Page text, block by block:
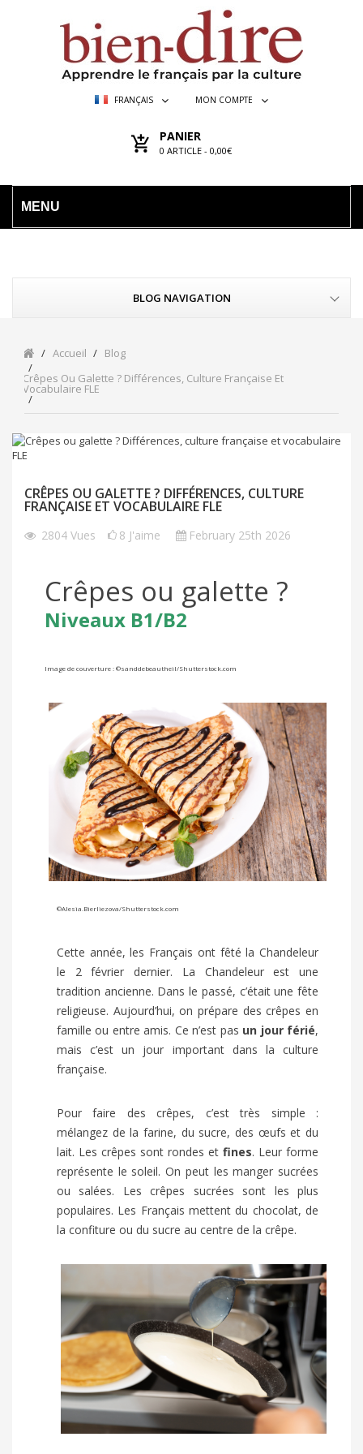
FRANÇAIS MON COMPTE
PANIER
0 ARTICLE - 0,00€
MENU
BLOG NAVIGATION
Accueil
Blog
Crêpes Ou Galette ? Différences, Culture Française Et
Vocabulaire FLE
CRÊPES OU GALETTE ? DIFFÉRENCES, CULTURE
FRANÇAISE ET VOCABULAIRE FLE
2804 Vues 8 J'aime February 25th 2026
Crêpes ou galette ?
Niveaux B1/B2
Image de couverture :©sanddebeautheil/Shutterstock.com
©Alesia.Bierliezova/Shutterstock.com
Cette année, les Français ont fêté la Chandeleur
le 2 février dernier. La Chandeleur est une
tradition ancienne. Dans le passé, c’était une fête
religieuse. Aujourd’hui, on prépare des crêpes en
famille ou entre amis. Ce n’est pas un jour férié,
mais c’est un jour important dans la culture
française.
Pour faire des crêpes, c’est très simple :
mélangez de la farine, du sucre, des œufs et du
lait. Les crêpes sont rondes et fines. Leur forme
représente le soleil. On peut les manger sucrées
ou salées. Les crêpes sucrées sont les plus
populaires. Les Français mettent du chocolat, de
la confiture ou du sucre au centre de la crêpe.